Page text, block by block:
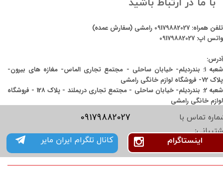
با ما در ارتباط باشید
تلفن همراه: 09179882027 رامشی (سفارش عمده)
واتس اپ: 09179882027
آدرس:
شعبه ۱: بندردیلم- خیابان ساحلی - مجتمع تجاری الماس- مغازه های بیرون-
پلاک 72- فروشگاه لوازم خانگی رامشی
شعبه 2: بندردیلم- خیابان ساحلی - مجتمع تجاری دریملند - پلاک 128 - فروشگاه
لوازم خانگی رامشی
تماس با
09179882027
کانال تلگرام ایران مایر اینستاگرام